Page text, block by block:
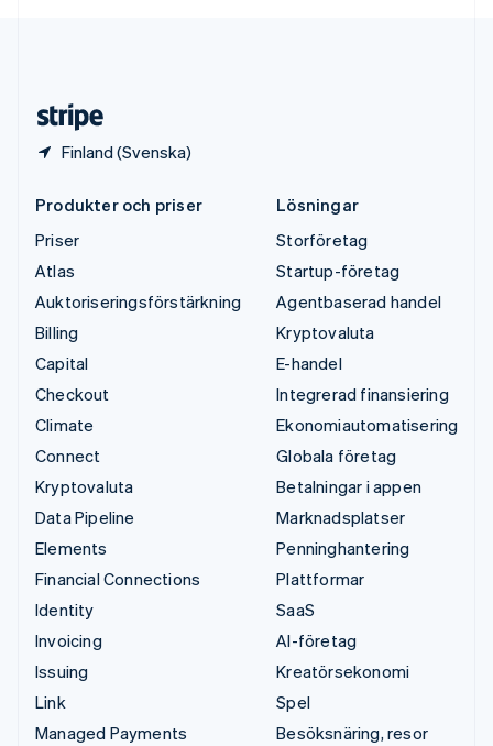
Finland (Svenska)
Produkter och priser
Priser
Atlas
Auktoriseringsförstärkning
Billing
Capital
Checkout
Climate
Connect
Kryptovaluta
Data Pipeline
Elements
Financial Connections
Identity
Invoicing
Issuing
Link
Managed Payments
Lösningar
Storföretag
Startup-företag
Agentbaserad handel
Kryptovaluta
E-handel
Integrerad finansiering
Ekonomiautomatisering
Globala företag
Betalningar i appen
Marknadsplatser
Penninghantering
Plattformar
SaaS
AI-företag
Kreatörsekonomi
Spel
Besöksnäring, resor